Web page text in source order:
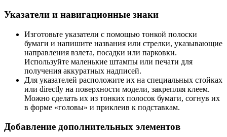
Указатели и навигационные знаки
Изготовьте указатели с помощью тонкой полоски
бумаги и напишите названия или стрелки, указывающие
направления взлета, посадки или парковки.
Используйте маленькие штампы или печати для
получения аккуратных надписей.
Для указателей расположите их на специальных стойках
или directly на поверхности модели, закрепляя клеем.
Можно сделать их из тонких полосок бумаги, согнув их
в форме «головы» и приклеив к подставкам.
Добавление дополнительных элементов